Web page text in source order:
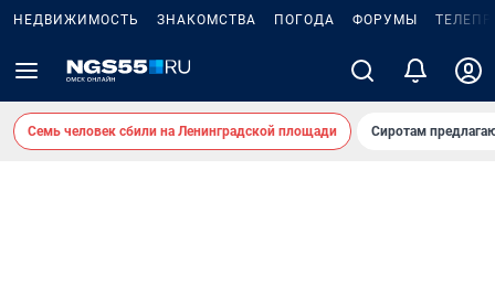
НЕДВИЖИМОСТЬ ЗНАКОМСТВА ПОГОДА ФОРУМЫ
Семь человек сбили на Ленинградской площади Сиротам